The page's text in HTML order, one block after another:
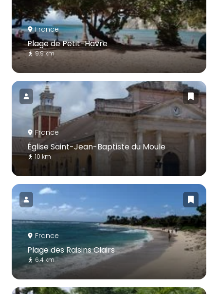
France
Plage de Petit-Havre
9.9 km
France
Église Saint-Jean-Baptiste du Moule
10 km
France
Plage des Raisins Clairs
6.4 km